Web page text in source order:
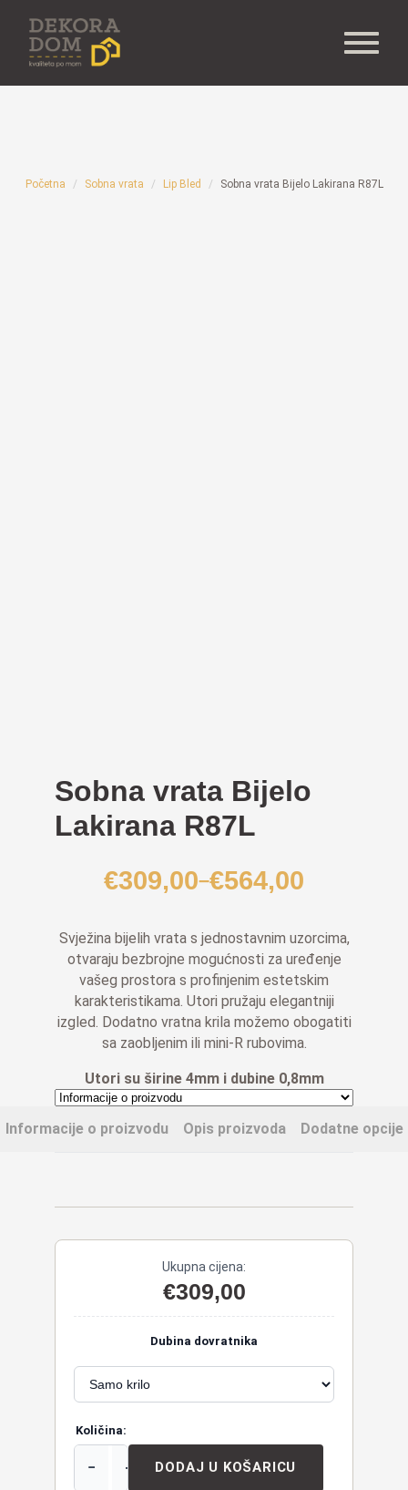
Početna Sobna vrata Lip Bled Sobna vrata Bijelo Lakirana R87L
Sobna vrata Bijelo
Lakirana R87L
€309,00–€564,00
Raspon
od
€309,00
do
€564,00
Svježina bijelih vrata s jednostavnim uzorcima,
otvaraju bezbrojne mogućnosti za uređenje
vašeg prostora s profinjenim estetskim
karakteristikama. Utori pružaju elegantniji
izgled. Dodatno vratna krila možemo obogatiti
sa zaobljenim ili mini-R rubovima.
Utori su širine 4mm i dubine 0,8mm
Informacije o proizvodu Opis proizvoda Dodatne opcije
Ukupna cijena:
€309,00
Dubina dovratnika
Količina:
− + DODAJ U KOŠARICU